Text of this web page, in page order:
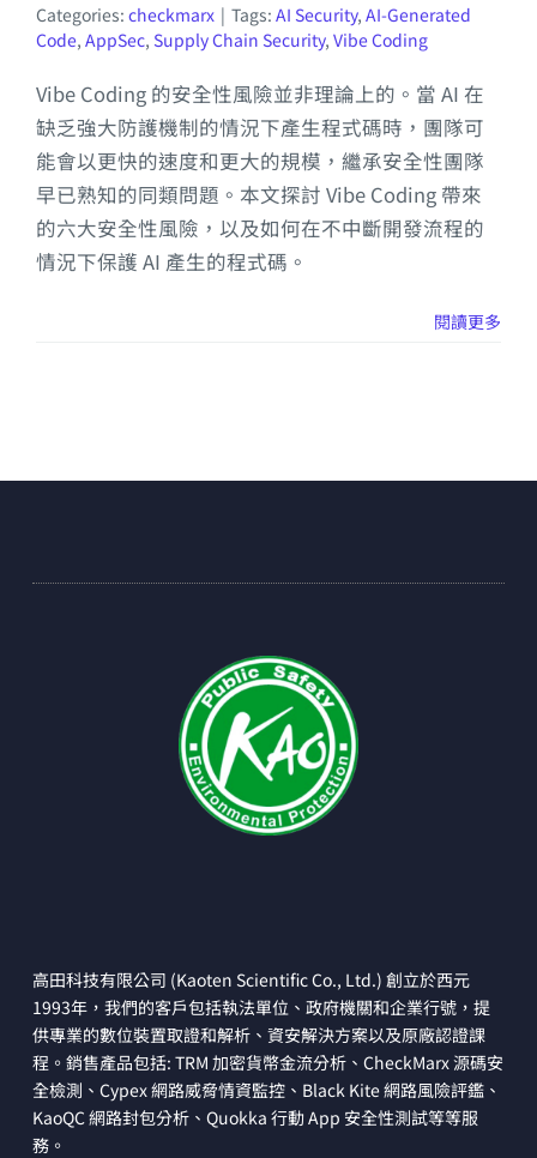
Categories: checkmarx | Tags: AI Security, AI-Generated
Code, AppSec, Supply Chain Security, Vibe Coding
Vibe Coding 的安全性風險並非理論上的。當 AI 在
缺乏強大防護機制的情況下產生程式碼時，團隊可
能會以更快的速度和更大的規模，繼承安全性團隊
早已熟知的同類問題。本文探討 Vibe Coding 帶來
的六大安全性風險，以及如何在不中斷開發流程的
情況下保護 AI 產生的程式碼。
閱讀更多
高田科技有限公司 (Kaoten Scientific Co., Ltd.) 創立於西元
1993年，我們的客戶包括執法單位、政府機關和企業行號，提
供專業的數位裝置取證和解析、資安解決方案以及原廠認證課
程。銷售產品包括: TRM 加密貨幣金流分析、CheckMarx 源碼安
全檢測、Cypex 網路威脅情資監控、Black Kite 網路風險評鑑、
KaoQC 網路封包分析、Quokka 行動 App 安全性測試等等服
務。